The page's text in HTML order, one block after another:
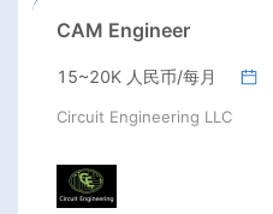
CAM Engineer
15~20K 人民币/每月
Circuit Engineering LLC